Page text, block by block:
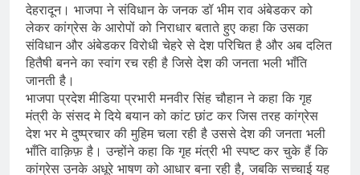
देहरादून। भाजपा ने संविधान के जनक डॉ भीम राव अंबेडकर को
लेकर कांग्रेस के आरोपों को निराधार बताते हुए कहा कि उसका
संविधान और अंबेडकर विरोधी चेहरे से देश परिचित है और अब दलित
हितैषी बनने का स्वांग रच रही है जिसे देश की जनता भली भाँति
जानती है।
भाजपा प्रदेश मीडिया प्रभारी मनवीर सिंह चौहान ने कहा कि गृह
मंत्री के संसद मे दिये बयान को कांट छांट कर जिस तरह कांग्रेस
देश भर मे दुष्प्रचार की मुहिम चला रही है उससे देश की जनता भली
भाँति वाक़िफ़ है। उन्होंने कहा कि गृह मंत्री भी स्पष्ट कर चुके हैं कि
कांग्रेस उनके अधूरे भाषण को आधार बना रही है, जबकि सच्चाई यह